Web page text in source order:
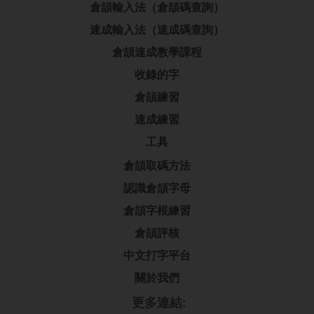
倉頡輸入法（倉頡碼查詢）
速成輸入法（速成碼查詢）
倉頡速成教學課程
收錄的字
倉頡練習
速成練習
工具
倉頡取碼方法
認識倉頡字母
倉頡字根練習
倉頡評核
中文打字平台
關於我們
更多連結: